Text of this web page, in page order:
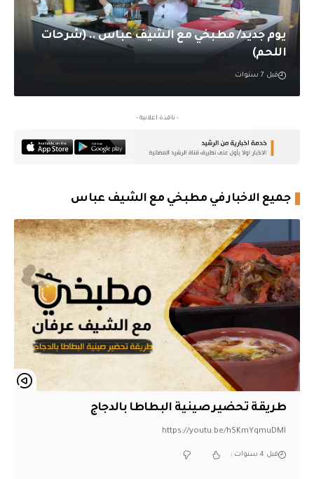
يوم جديد/ مطبخي مع الشيف عباس .. (شرحات
اللحم)
قبل 7 سنوات
- نافذة اعلانية -
جميع الاخبار في مطبخي مع الشيف عباس
طريقة تحضير ️صينية البطاطا بالدجاج
https://youtu.be/hSKmYqmuDMI
قبل 4 سنوات